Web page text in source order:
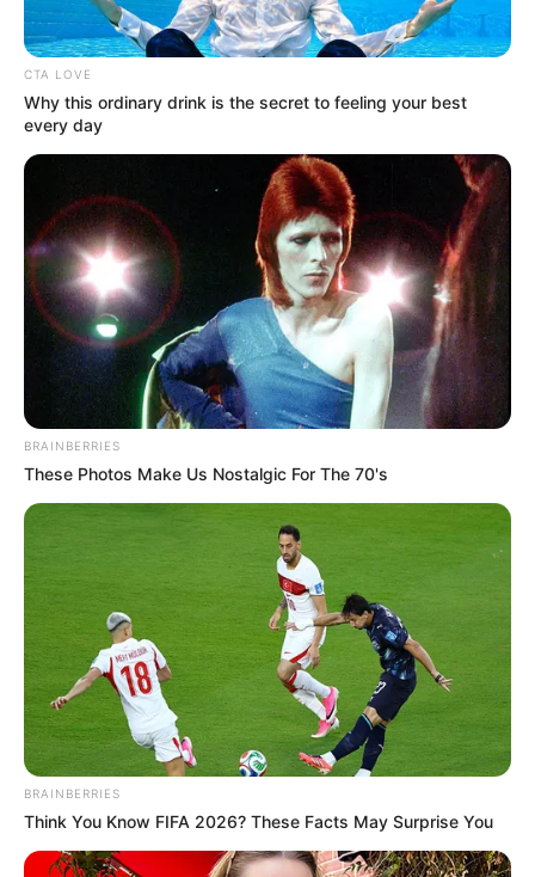
ΔΙΕΘΝΗ
Μαζική κινεζική επίθεση στον
κυβερνοχώρο στις Ηνωμένες Πολιτείες
είναι προ των πυλών… Επίπεδα DEFCON
και Εθνική Άμυνα
Μαζική κινεζική επίθεση στον κυβερνοχώρο στις
Ηνωμένες Πολιτείες είναι προ των πυλών… Επίπεδα
DEFCON και Εθνική Άμυνα.. Στις σκοτεινές γωνιές του
κυβερνοχώρου, μια σκιώδης νέμεσις...
ΔΙΕΘΝΗ
CTA LOVE
Why this ordinary drink is the secret to feeling your best
every day
BRAINBERRIES
These Photos Make Us Nostalgic For The 70's
BRAINBERRIES
Think You Know FIFA 2026? These Facts May Surprise You